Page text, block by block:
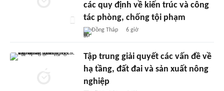
các quy định về kiến trúc và công
tác phòng, chống tội phạm
Đồng Tháp 6 giờ
Tập trung giải quyết các vấn đề về
hạ tầng, đất đai và sản xuất nông
nghiệp